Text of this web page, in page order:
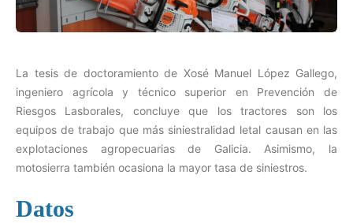
La tesis de doctoramiento de Xosé Manuel López Gallego,
ingeniero agrícola y técnico superior en Prevención de
Riesgos Lasborales, concluye que los tractores son los
equipos de trabajo que más siniestralidad letal causan en las
explotaciones agropecuarias de Galicia. Asimismo, la
motosierra también ocasiona la mayor tasa de siniestros.
Datos